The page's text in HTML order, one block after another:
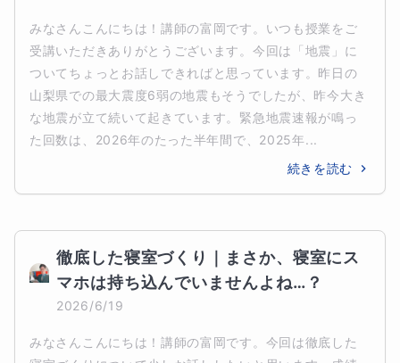
みなさんこんにちは！講師の富岡です。いつも授業をご
受講いただきありがとうございます。今回は「地震」に
ついてちょっとお話しできればと思っています。昨日の
山梨県での最大震度6弱の地震もそうでしたが、昨今大き
な地震が立て続いて起きています。緊急地震速報が鳴っ
た回数は、2026年のたった半年間で、2025年...
続きを読む
徹底した寝室づくり｜まさか、寝室にス
マホは持ち込んでいませんよね…？
2026/6/19
みなさんこんにちは！講師の富岡です。今回は徹底した